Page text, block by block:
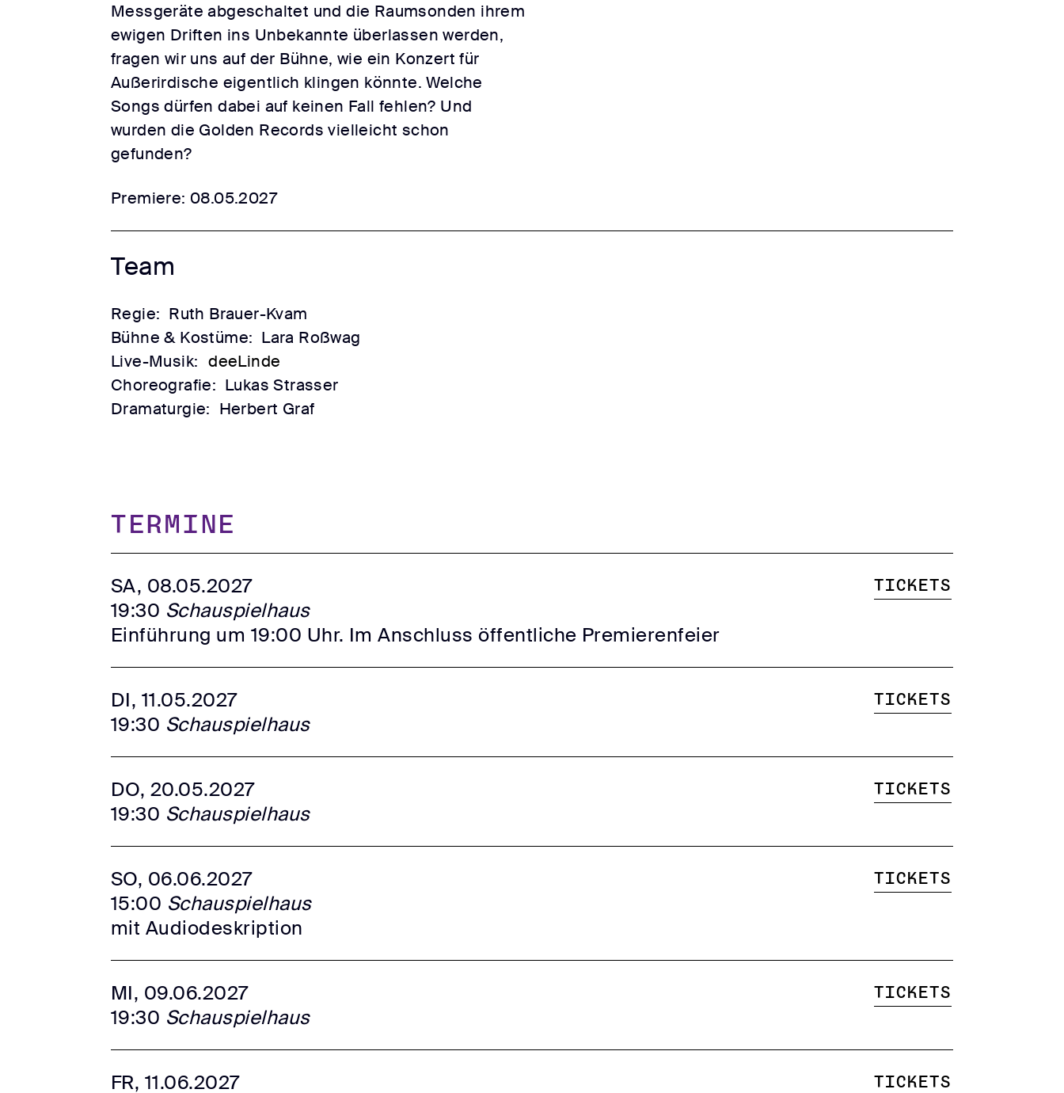
Messgeräte abgeschaltet und die Raumsonden ihrem
ewigen Driften ins Unbekannte überlassen werden,
fragen wir uns auf der Bühne, wie ein Konzert für
Außerirdische eigentlich klingen könnte. Welche
Songs dürfen dabei auf keinen Fall fehlen? Und
wurden die Golden Records vielleicht schon
gefunden?
Premiere: 08.05.2027
Team
Regie: Ruth Brauer-Kvam
Bühne & Kostüme: Lara Roßwag
Live-Musik: deeLinde
Choreografie: Lukas Strasser
Dramaturgie: Herbert Graf
TERMINE
SA, 08.05.2027
19:30 Schauspielhaus
Einführung um 19:00 Uhr. Im Anschluss öffentliche Premierenfeier
Tickets
DI, 11.05.2027
19:30 Schauspielhaus
Tickets
DO, 20.05.2027
19:30 Schauspielhaus
Tickets
SO, 06.06.2027
15:00 Schauspielhaus
mit Audiodeskription
Tickets
MI, 09.06.2027
19:30 Schauspielhaus
Tickets
FR, 11.06.2027 Tickets